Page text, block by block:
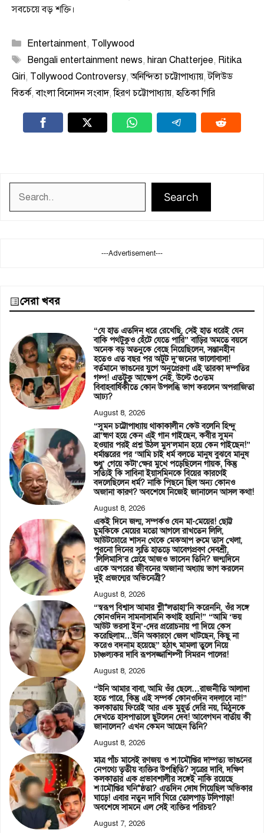
সবচেয়ে বড় শক্তি।
Categories
Entertainment, Tollywood
Tags
Bengali entertainment news, hiran Chatterjee, Ritika
Giri, Tollywood Controversy,অনিন্দিতা চট্টোপাধ্যায়,টলিউড
বিতর্ক,বাংলা বিনোদন সংবাদ,হিরণ চট্টোপাধ্যায়,হৃতিকা গিরি
Search
---Advertisement---
সেরা খবর
“যে হাত এতদিন ধরে রেখেছি, সেই হাত ধরেই যেন
বাকি পথটুকুও হেঁটে যেতে পারি” বাড়ির অমতে বয়সে
অনেক বড় অতনুকে বেছে নিয়েছিলেন, সন্তানহীন
হতেও এত বছর পর অটুট দু’জনের ভালোবাসা!
বর্তমানে ভাঙনের যুগে অনুপ্রেরণা এই তারকা দম্পতির
গল্প! এতটুকু আক্ষেপ নেই, উল্টে ৩০তম
বিবাহবার্ষিকীতে কোন উপলব্ধি ভাগ করলেন অপরাজিতা
আঢ্য?
August 8, 2026
“সুমন চট্টোপাধ্যায় থাকাকালীন কেউ বলেনি হিন্দু
ব্রা’হ্মণ হয়ে কেন এই গান গাইছেন, কবীর সুমন
হওয়ার পরই প্রশ্ন উঠল মুস’লমান হয়ে কেন গাইছেন!”
ধর্মান্তরের পর ‘আমি চাই ধর্ম বলতে মানুষ বুঝবে মানুষ
শুধু’ গেয়ে কটা’ক্ষের মুখে পড়েছিলেন গায়ক, কিন্তু
সত্যিই কি সাবিনা ইয়াসমিনকে বিয়ের কারণেই
বদলেছিলেন ধর্ম? নাকি পিছনে ছিল অন্য কোনও
অজানা কারণ? অবশেষে নিজেই জানালেন আসল কথা!
August 8, 2026
একই দিনে জন্ম, সম্পর্কও যেন মা-মেয়ের! ছোট্ট
চুমকিকে মেয়ের মতো আগলে রাখতেন লিলি,
আউটডোরে শাসন থেকে মেকআপ রুমে তাস খেলা,
পুরনো দিনের স্মৃতি হাতড়ে আবেগপ্রবণ দেবশ্রী,
‘লিলিমাসি’র স্নেহে আজও ভাসেন তিনি? জন্মদিনে
একে অপরের জীবনের অজানা অধ্যায় ভাগ করলেন
দুই প্রজন্মের অভিনেত্রী?
August 8, 2026
“স্বরূপ বিশ্বাস আমার শ্লী*লতাহা’নি করেননি, ওঁর সঙ্গে
কোনওদিন সামনাসামনি কথাই হয়নি!” “আমি ‘ভয়
আউট ভরসা ইন’-দের প্ররোচনায় পা দিয়ে কেস
করেছিলাম…উনি অকারণে জেল খাটছেন, কিছু না
করেও বদনাম হয়েছে” হঠাৎ মামলা তুলে নিয়ে
চাঞ্চল্যকর দাবি রূপসজ্জাশিল্পী সিমরন পালের!
August 8, 2026
“উনি আমার বাবা, আমি ওঁর ছেলে…রাজনীতি আলাদা
হতে পারে, কিন্তু এই সম্পর্ক কোনওদিন বদলাবে না!”
কলকাতায় ফিরেই আর এক মুহূর্ত দেরি নয়, মিঠুনকে
দেখতে হাসপাতালে ছুটলেন দেব! আবেগঘন বার্তায় কী
জানালেন? এখন কেমন আছেন তিনি?
August 8, 2026
মাত্র পাঁচ মাসেই রণজয় ও শ্যামৌপ্তির দাম্পত্য ভাঙনের
নেপথ্যে তৃতীয় ব্যক্তির উপস্থিতি? সূত্রের দাবি, দক্ষিণ
কলকাতার এক প্রভাবশালীর সঙ্গেই নাকি রয়েছে
শ্যামৌপ্তির ঘনি*ষ্ঠতা? এতদিন দোষ গিয়েছিল অভিকার
ঘাড়ে! এবার নতুন দাবি ঘিরে তোলপাড় টলিপাড়া!
অবশেষে সামনে এল সেই ব্যক্তির পরিচয়?
August 7, 2026